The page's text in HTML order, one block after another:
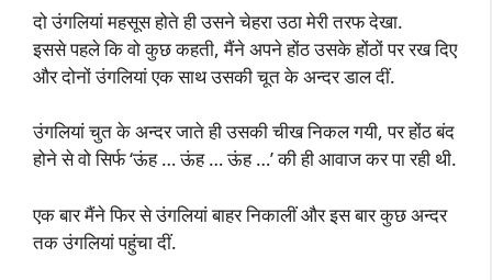
दो उंगलियां महसूस होते ही उसने चेहरा उठा मेरी तरफ देखा.
इससे पहले कि वो कुछ कहती, मैंने अपने होंठ उसके होंठों पर रख दिए
और दोनों उंगलियां एक साथ उसकी चूत के अन्दर डाल दीं.
उंगलियां चुत के अन्दर जाते ही उसकी चीख निकल गयी, पर होंठ बंद
होने से वो सिर्फ ‘ऊंह … ऊंह … ऊंह …’ की ही आवाज कर पा रही थी.
एक बार मैंने फिर से उंगलियां बाहर निकालीं और इस बार कुछ अन्दर
तक उंगलियां पहुंचा दीं.